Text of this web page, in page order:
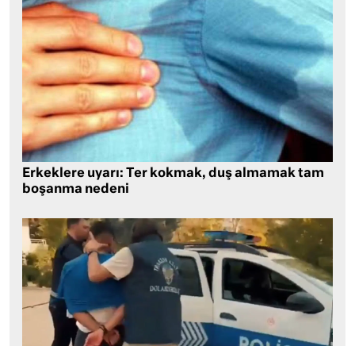
Erkeklere uyarı: Ter kokmak, duş almamak tam
boşanma nedeni